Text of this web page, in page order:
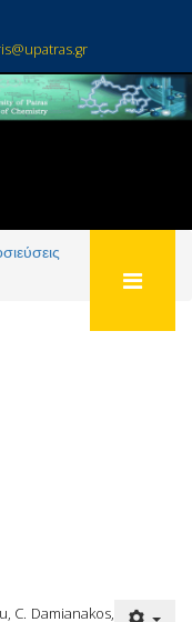
C. Damianakos,